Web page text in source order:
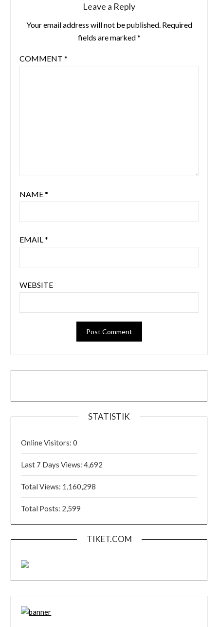
Leave a Reply
Your email address will not be published. Required
fields are marked*
COMMENT *
NAME*
EMAIL*
WEBSITE
STATISTIK
Online Visitors:0
Last 7 Days Views:4,692
Total Views: 1,160,298
Total Posts: 2,599
TIKET.COM